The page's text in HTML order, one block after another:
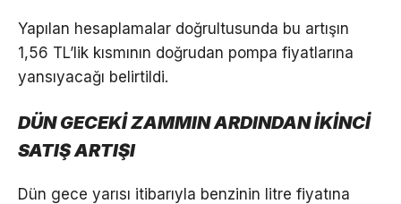
Yapılan hesaplamalar doğrultusunda bu artışın
1,56 TL’lik kısmının doğrudan pompa fiyatlarına
yansıyacağı belirtildi.
DÜN GECEKİ ZAMMIN ARDINDAN İKİNCİ
SATIŞ ARTIŞI
Dün gece yarısı itibarıyla benzinin litre fiyatına